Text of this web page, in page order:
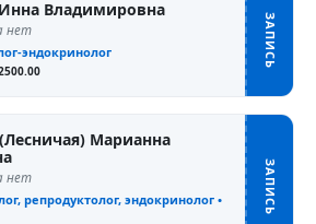
Владимировна
нет
эндокринолог
ЗАПИСЬ
Марианна
нет
репродуктолог, эндокринолог •
ЗАПИСЬ